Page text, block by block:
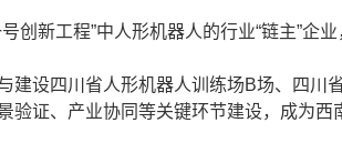
新工程”中人形机器人的行业“链主”企业
设四川省人形机器人训练场B场、四川
验证、产业协同等关键环节建设，成为西